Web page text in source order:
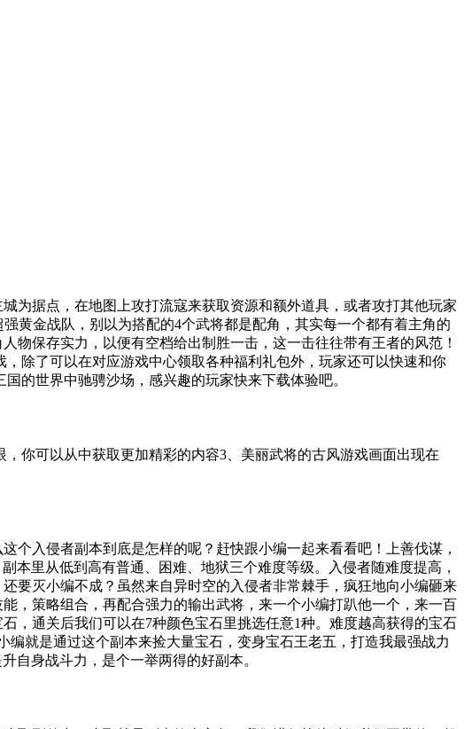
为据点，在地图上攻打流寇来获取资源和额外道具，或者攻打其他玩家
黄金战队，别以为搭配的4个武将都是配角，其实每一个都有着主角的
物保存实力，以便有空档给出制胜一击，这一击往往带有王者的风范！
除了可以在对应游戏中心领取各种福利礼包外，玩家还可以快速和你
的世界中驰骋沙场，感兴趣的玩家快来下载体验吧。
你可以从中获取更加精彩的内容3、美丽武将的古风游戏画面出现在
个入侵者副本到底是怎样的呢？赶快跟小编一起来看看吧！上善伐谋，
本里从低到高有普通、困难、地狱三个难度等级。入侵者随难度提高，
要灭小编不成？虽然来自异时空的入侵者非常棘手，疯狂地向小编砸来
，策略组合，再配合强力的输出武将，来一个小编打趴他一个，来一百
，通关后我们可以在7种颜色宝石里挑选任意1种。难度越高获得的宝石
就是通过这个副本来捡大量宝石，变身宝石王老五，打造我最强战力
自身战斗力，是个一举两得的好副本。